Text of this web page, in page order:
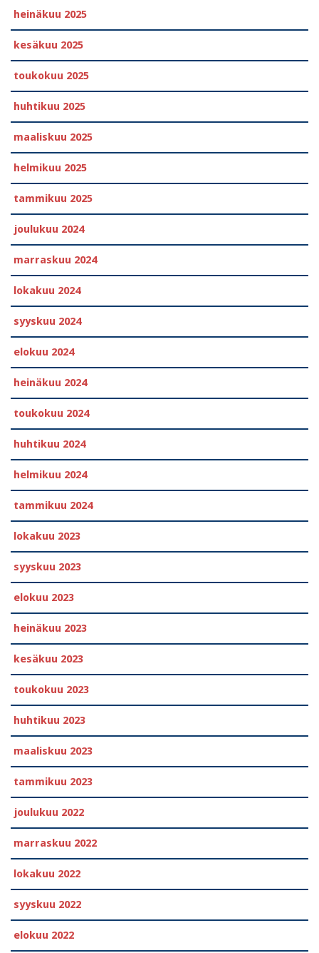
heinäkuu 2025
kesäkuu 2025
toukokuu 2025
huhtikuu 2025
maaliskuu 2025
helmikuu 2025
tammikuu 2025
joulukuu 2024
marraskuu 2024
lokakuu 2024
syyskuu 2024
elokuu 2024
heinäkuu 2024
toukokuu 2024
huhtikuu 2024
helmikuu 2024
tammikuu 2024
lokakuu 2023
syyskuu 2023
elokuu 2023
heinäkuu 2023
kesäkuu 2023
toukokuu 2023
huhtikuu 2023
maaliskuu 2023
tammikuu 2023
joulukuu 2022
marraskuu 2022
lokakuu 2022
syyskuu 2022
elokuu 2022